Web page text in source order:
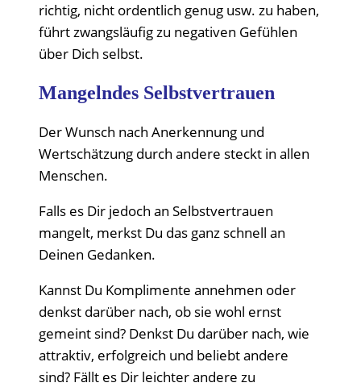
richtig, nicht ordentlich genug usw. zu haben,
führt zwangsläufig zu negativen Gefühlen
über Dich selbst.
Mangelndes Selbstvertrauen
Der Wunsch nach Anerkennung und
Wertschätzung durch andere steckt in allen
Menschen.
Falls es Dir jedoch an Selbstvertrauen
mangelt, merkst Du das ganz schnell an
Deinen Gedanken.
Kannst Du Komplimente annehmen oder
denkst darüber nach, ob sie wohl ernst
gemeint sind? Denkst Du darüber nach, wie
attraktiv, erfolgreich und beliebt andere
sind? Fällt es Dir leichter andere zu